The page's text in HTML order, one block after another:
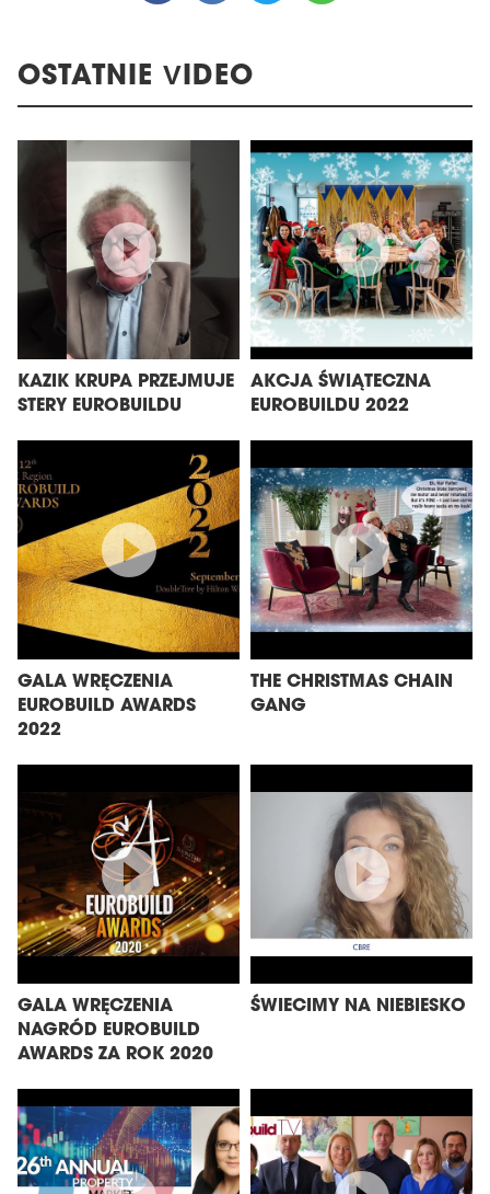
OSTATNIE VIDEO
KAZIK KRUPA PRZEJMUJE
STERY EUROBUILDU
AKCJA ŚWIĄTECZNA
EUROBUILDU 2022
GALA WRĘCZENIA
EUROBUILD AWARDS
2022
THE CHRISTMAS CHAIN
GANG
GALA WRĘCZENIA
NAGRÓD EUROBUILD
AWARDS ZA ROK 2020
ŚWIECIMY NA NIEBIESKO